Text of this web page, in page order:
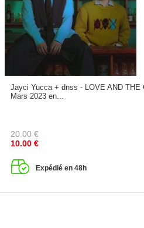
Jayci Yucca + dnss - LOVE AND THE
Mars 2023 en...
20.00 €
10.00 €
Expédié en 48h